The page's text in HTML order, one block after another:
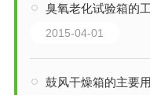
臭氧老化试验箱的
2015-04-01
鼓风干燥箱的主要